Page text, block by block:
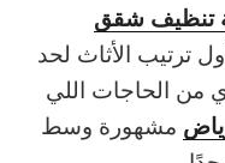
تنظيف شقق
ترتيب الأثاث لحد
من الحاجات اللي
مشهورة وسط